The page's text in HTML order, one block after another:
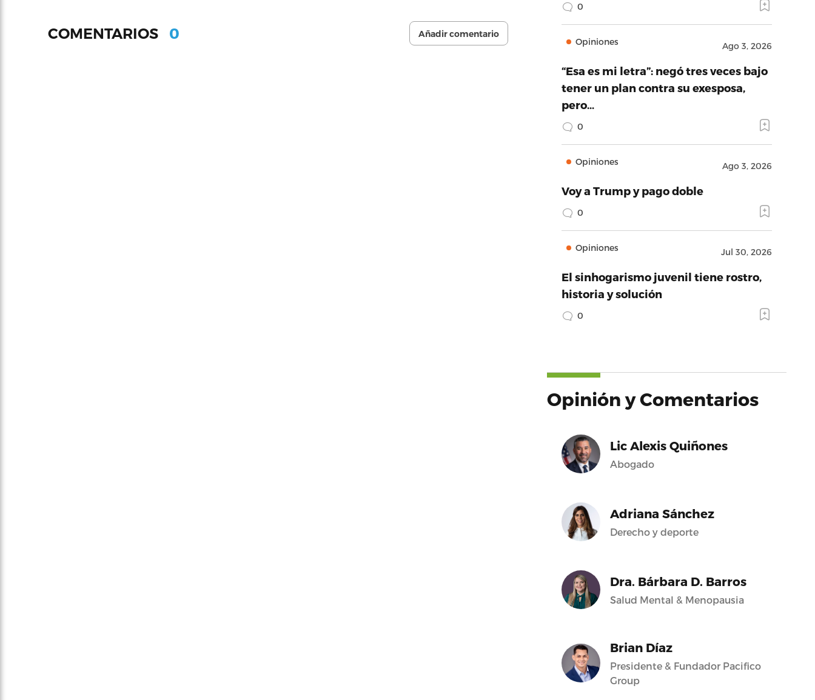
COMENTARIOS 0 Añadir comentario
0
Opiniones Ago 3, 2026
“Esa es mi letra”: negó tres veces bajo
tener un plan contra su exesposa,
pero…
0
Opiniones Ago 3, 2026
Voy a Trump y pago doble
0
Opiniones Jul 30, 2026
El sinhogarismo juvenil tiene rostro,
historia y solución
0
Opinión y Comentarios
Lic Alexis Quiñones
Abogado
Adriana Sánchez
Derecho y deporte
Dra. Bárbara D. Barros
Salud Mental & Menopausia
Brian Díaz
Presidente & Fundador Pacifico
Group